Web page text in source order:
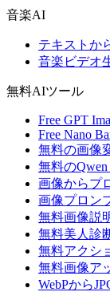
音楽AI
テキストか
音楽ビデオ
無料AIツール
Free GPT
Free Nano
無料の画像
無料のQwen
画像からプ
画像プロン
無料画像説
無料美人診
無料アクシ
無料画像ア
WebPから